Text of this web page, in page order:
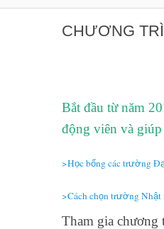
CHƯƠNG
Bắt đầu từ năm
động viên và
>Học bổng các trường Đ
>Cách chọn trường Nhật
Tham gia chương